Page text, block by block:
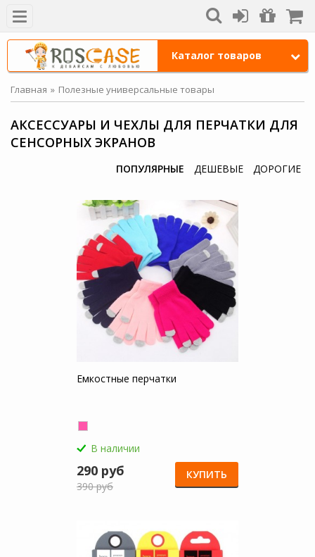
Каталог товаров
Главная Полезные универсальные товары
АКСЕССУАРЫ И ЧЕХЛЫ ДЛЯ ПЕРЧАТКИ ДЛЯ
СЕНСОРНЫХ ЭКРАНОВ
ПОПУЛЯРНЫЕ ДЕШЕВЫЕ ДОРОГИЕ
Емкостные перчатки
В наличии
290 руб
390 руб
КУПИТЬ